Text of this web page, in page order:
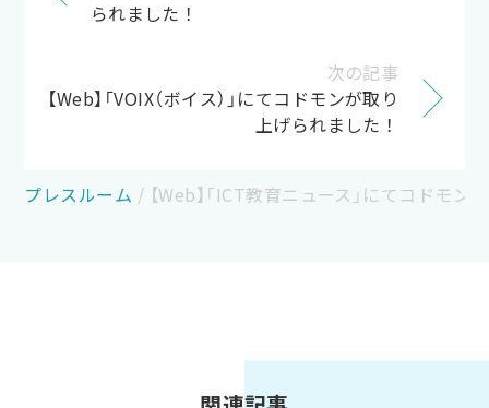
られました！
次の記事
【Web】「VOIX（ボイス）」にてコドモンが取り
上げられました！
プレスルーム / 【Web】「ICT教育ニュース」にてコドモ